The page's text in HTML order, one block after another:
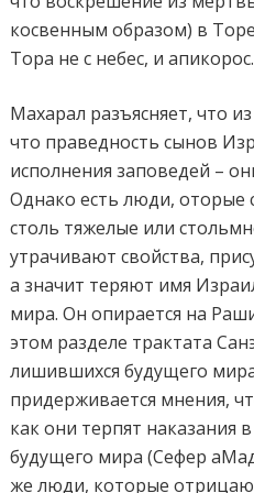
косвенным образом) в
Тора не с небес, и апикорос.
Махарал разъясняет, что
что праведность сынов
исполнения заповедей –
Однако есть люди, оторые
столь тяжелые или
утрачивают свойства,
а значит теряют имя
мира. Он опирается на
этом разделе трактата
лишившихся будущего
придерживается мнения,
как они терпят наказания
будущего мира (Сефер
же люди, которые